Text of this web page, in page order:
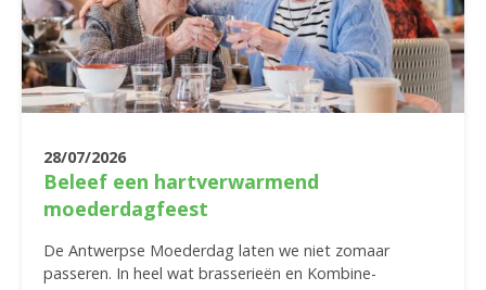
28/07/2026
Beleef een hartverwarmend
moederdagfeest
De Antwerpse Moederdag laten we niet zomaar
passeren. In heel wat brasserieën en Kombine-